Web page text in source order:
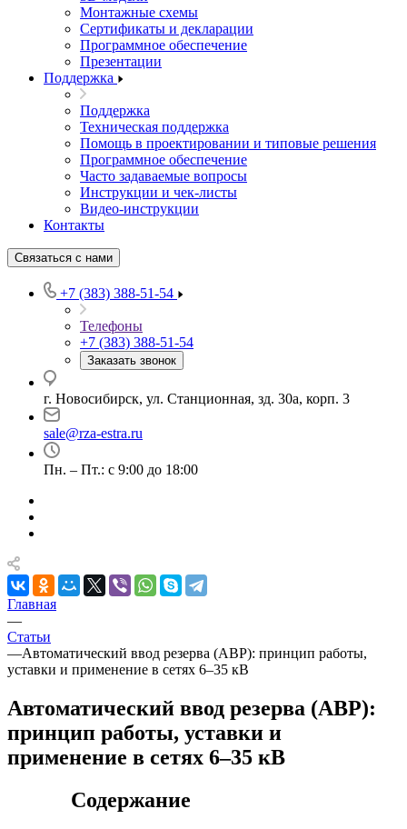
Монтажные схемы
Сертификаты и декларации
Программное обеспечение
Презентации
Поддержка
Поддержка
Техническая поддержка
Помощь в проектировании и типовые решения
Программное обеспечение
Часто задаваемые вопросы
Инструкции и чек-листы
Видео-инструкции
Контакты
Связаться с нами
+7 (383) 388-51-54
Телефоны
+7 (383) 388-51-54
Заказать звонок
г. Новосибирск, ул. Станционная, зд. 30а, корп. 3
sale@rza-estra.ru
Пн. – Пт.: с 9:00 до 18:00
Главная
—
Статьи
—Автоматический ввод резерва (АВР): принцип работы,
уставки и применение в сетях 6–35 кВ
Автоматический ввод резерва (АВР):
принцип работы, уставки и
применение в сетях 6–35 кВ
Содержание